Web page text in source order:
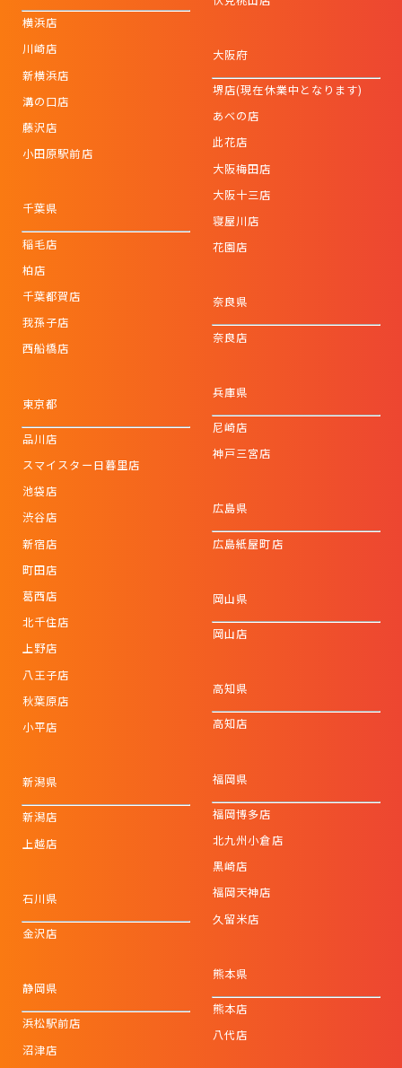
横浜店
川崎店
新横浜店
溝の口店
藤沢店
小田原駅前店
千葉県
稲毛店
柏店
千葉都賀店
我孫子店
西船橋店
東京都
品川店
スマイスター日暮里店
池袋店
渋谷店
新宿店
町田店
葛西店
北千住店
上野店
八王子店
秋葉原店
小平店
新潟県
新潟店
上越店
石川県
金沢店
静岡県
浜松駅前店
沼津店
大阪府
堺店(現在休業中となります)
あべの店
此花店
大阪梅田店
大阪十三店
寝屋川店
花園店
奈良県
奈良店
兵庫県
尼崎店
神戸三宮店
広島県
広島紙屋町店
岡山県
岡山店
高知県
高知店
福岡県
福岡博多店
北九州小倉店
黒崎店
福岡天神店
久留米店
熊本県
熊本店
八代店